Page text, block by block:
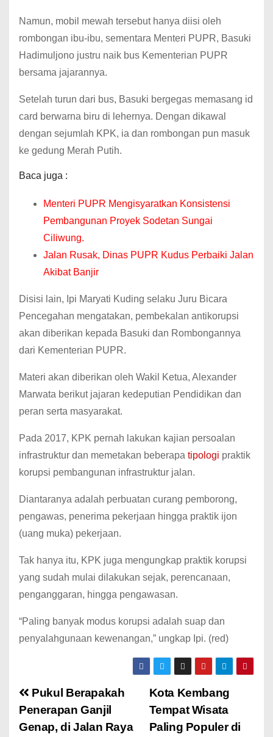
Namun, mobil mewah tersebut hanya diisi oleh
rombongan ibu-ibu, sementara Menteri PUPR, Basuki
Hadimuljono justru naik bus Kementerian PUPR
bersama jajarannya.
Setelah turun dari bus, Basuki bergegas memasang id
card berwarna biru di lehernya. Dengan dikawal
dengan sejumlah KPK, ia dan rombongan pun masuk
ke gedung Merah Putih.
Baca juga :
Menteri PUPR Mengisyaratkan Konsistensi
Pembangunan Proyek Sodetan Sungai
Ciliwung.
Jalan Rusak, Dinas PUPR Kudus Perbaiki Jalan
Akibat Banjir
Disisi lain, Ipi Maryati Kuding selaku Juru Bicara
Pencegahan mengatakan, pembekalan antikorupsi
akan diberikan kepada Basuki dan Rombongannya
dari Kementerian PUPR.
Materi akan diberikan oleh Wakil Ketua, Alexander
Marwata berikut jajaran kedeputian Pendidikan dan
peran serta masyarakat.
Pada 2017, KPK pernah lakukan kajian persoalan
infrastruktur dan memetakan beberapa tipologi praktik
korupsi pembangunan infrastruktur jalan.
Diantaranya adalah perbuatan curang pemborong,
pengawas, penerima pekerjaan hingga praktik ijon
(uang muka) pekerjaan.
Tak hanya itu, KPK juga mengungkap praktik korupsi
yang sudah mulai dilakukan sejak, perencanaan,
penganggaran, hingga pengawasan.
“Paling banyak modus korupsi adalah suap dan
penyalahgunaan kewenangan,” ungkap Ipi. (red)
Kota Kembang
Tempat Wisata
Paling Populer di
Pukul Berapakah
Penerapan Ganjil
Genap, di Jalan Raya